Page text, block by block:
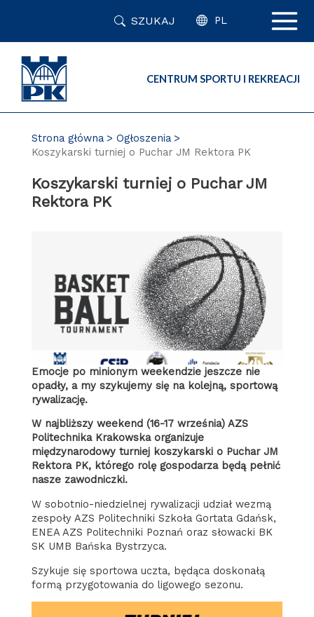
SZUKAJ PL
CENTRUM SPORTU I REKREACJI
Strona główna
Ogłoszenia
Koszykarski turniej o Puchar JM Rektora PK
Koszykarski turniej o Puchar JM
Rektora PK
Emocje po minionym weekendzie jeszcze nie
opadły, a my szykujemy się na kolejną, sportową
rywalizację.
W najbliższy weekend (16-17 września) AZS
Politechnika Krakowska organizuje
międzynarodowy turniej koszykarski o Puchar JM
Rektora PK, którego rolę gospodarza będą pełnić
nasze zawodniczki.
W sobotnio-niedzielnej rywalizacji udział wezmą
zespoły AZS Politechniki Szkoła Gortata Gdańsk,
ENEA AZS Politechniki Poznań oraz słowacki BK
SK UMB Bańska Bystrzyca.
Szykuje się sportowa uczta, będąca doskonałą
formą przygotowania do ligowego sezonu.